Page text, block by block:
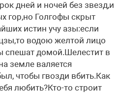
дней и ночей без звезд,и
гор,но Голгофы скрыт
истин учу азы:если
водою желтой лицо
спешат домой.Шелестит в
земле валяется
чтобы гвозди вбить.Как
любить?Кто-то строит